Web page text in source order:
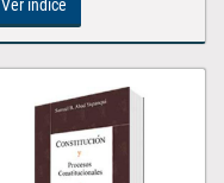
Ver índice